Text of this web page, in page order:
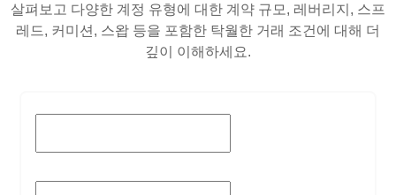
살펴보고 다양한 계정 유형에 대한 계약 규모, 레버리지, 스프
레드, 커미션, 스왑 등을 포함한 탁월한 거래 조건에 대해 더
깊이 이해하세요.